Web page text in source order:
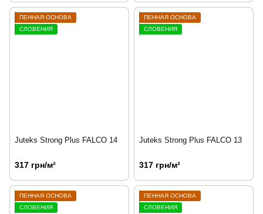
ПЕННАЯ ОСНОВА
СЛОВЕНИЯ
Juteks Strong Plus FALCO 14
317 грн/м²
ПЕННАЯ ОСНОВА
СЛОВЕНИЯ
Juteks Strong Plus FALCO 13
317 грн/м²
ПЕННАЯ ОСНОВА
СЛОВЕНИЯ
ПЕННАЯ ОСНОВА
СЛОВЕНИЯ